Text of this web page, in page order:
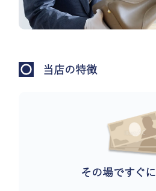
当店の特徴
その場ですぐに